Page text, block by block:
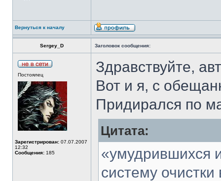
Вернуться к началу
Sergey_D Заголовок сообщения:
Постоялец
Зарегистрирован: 07.07.2007
12:32
Сообщения: 185
Здравствуйте,
Вот и я, с
Придирался по
Цитата:
«умудрившихся
систему очистки